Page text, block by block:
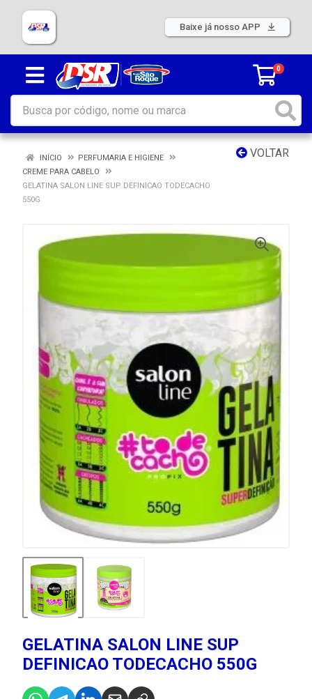
Baixe já nosso APP
0
VOLTAR
INÍCIO
PERFUMARIA E HIGIENE
CREME PARA CABELO
GELATINA SALON LINE SUP DEFINICAO TODECACHO
550G
GELATINA SALON LINE SUP
DEFINICAO TODECACHO 550G